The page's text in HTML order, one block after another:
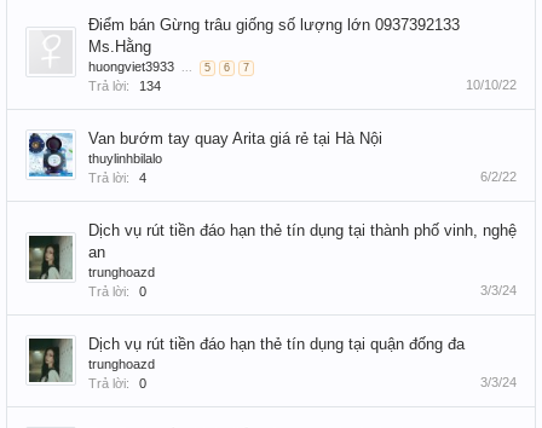
Điểm bán Gừng trâu giống số lượng lớn 0937392133
Ms.Hằng
huongviet3933 ... 5 6 7
Trả lời: 134 10/10/22
Van bướm tay quay Arita giá rẻ tại Hà Nội
thuylinhbilalo
Trả lời:
4 6/2/22
Dịch vụ rút tiền đáo hạn thẻ tín dụng tại thành phố vinh, nghệ
an
trunghoazd
Trả lời:
0 3/3/24
Dịch vụ rút tiền đáo hạn thẻ tín dụng tại quận đống đa
trunghoazd
Trả lời:
0 3/3/24